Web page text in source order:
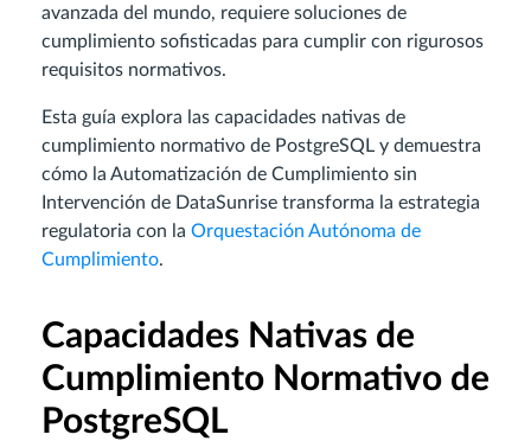
avanzada del mundo, requiere soluciones de
cumplimiento sofisticadas para cumplir con rigurosos
requisitos normativos.
Esta guía explora las capacidades nativas de
cumplimiento normativo de PostgreSQL y demuestra
cómo la Automatización de Cumplimiento sin
Intervención de DataSunrise transforma la estrategia
regulatoria con la Orquestación Autónoma de
Cumplimiento.
Capacidades Nativas de
Cumplimiento Normativo de
PostgreSQL